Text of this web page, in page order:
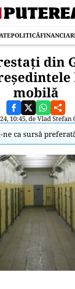
POLITICĂFINANCIAR
din
mobilă
10:45, deVlad Stefan
ne ca sursă